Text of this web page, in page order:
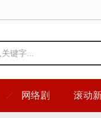
网络剧 滚动